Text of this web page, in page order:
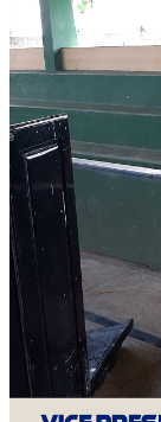
A expectativa
constitua um
debate político
externo,
uma base
propostas
A programação
estratégicos
investimento,